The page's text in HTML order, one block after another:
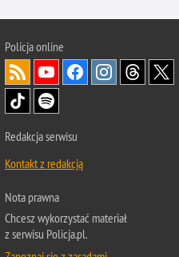
Policjaonline
Redakcja serwisu
Kontakt z redakcją
Nota prawna
Chcesz wykorzystać materiał
z serwisu Policja.pl.